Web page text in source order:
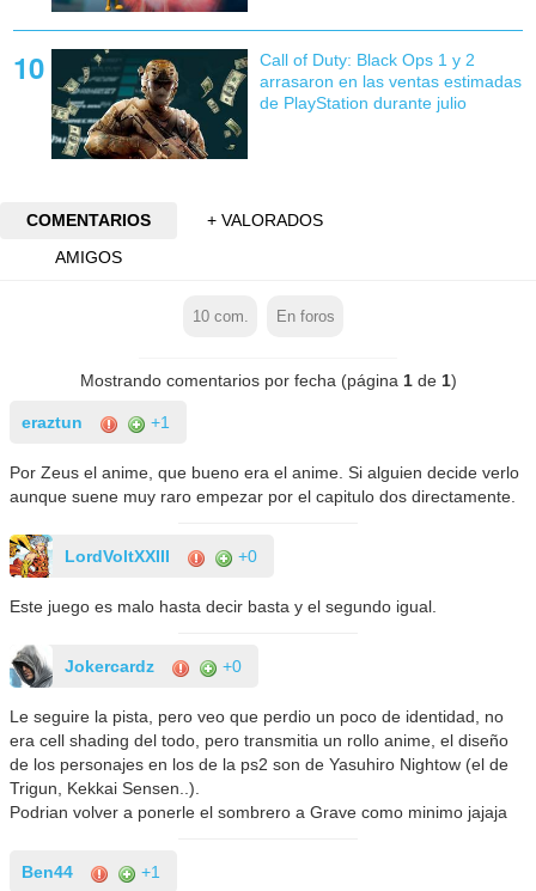
Call of Duty: Black Ops 1 y 2
arrasaron en las ventas estimadas
de PlayStation durante julio
COMENTARIOS
+ VALORADOS
AMIGOS
10com. En foros
Mostrando comentarios por fecha (página 1de 1)
eraztun +1
Por Zeus el anime, que bueno era el anime. Si alguien decide verlo
aunque suene muy raro empezar por el capitulo dos directamente.
LordVoltXXIII +0
Este juego es malo hasta decir basta y el segundo igual.
Jokercardz +0
Le seguire la pista, pero veo que perdio un poco de identidad, no
era cell shading del todo, pero transmitia un rollo anime, el diseño
de los personajes en los de la ps2 son de Yasuhiro Nightow (el de
Trigun, Kekkai Sensen..).
Podrian volver a ponerle el sombrero a Grave como minimo jajaja
Ben44 +1